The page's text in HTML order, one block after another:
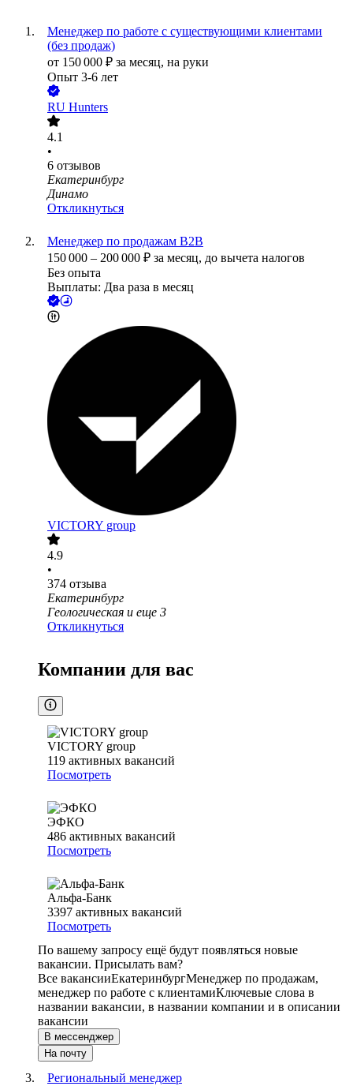
Менеджер по работе с существующими клиентами
(без продаж)
от 150 000 ₽ за месяц, на руки
Опыт 3-6 лет
RU Hunters
4.1
•
6 отзывов
Екатеринбург
Динамо
Откликнуться
Менеджер по продажам B2B
150 000 – 200 000 ₽ за месяц, до вычета налогов
Без опыта
Выплаты: Два раза в месяц
VICTORY group
4.9
•
374 отзыва
Екатеринбург
Геологическая и еще 3
Откликнуться
Компании для вас
VICTORY group
119 активных вакансий
Посмотреть
ЭФКО
486 активных вакансий
Посмотреть
Альфа-Банк
3397 активных вакансий
Посмотреть
По вашему запросу ещё будут появляться новые
вакансии. Присылать вам?
Все вакансииЕкатеринбургМенеджер по продажам,
менеджер по работе с клиентамиКлючевые слова в
названии вакансии, в названии компании и в описании
вакансии
В мессенджер
На почту
Региональный менеджер